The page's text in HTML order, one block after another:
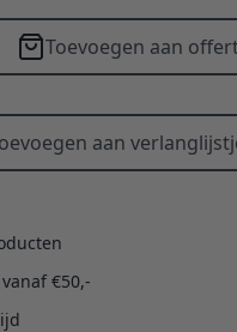
Toevoegen aan
aan
€50,-